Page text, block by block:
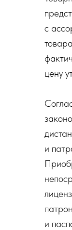
с
цену
и
и